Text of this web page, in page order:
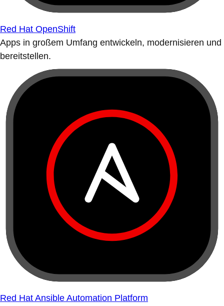
Red Hat OpenShift
Apps in großem Umfang entwickeln, modernisieren und
bereitstellen.
Red Hat Ansible Automation Platform